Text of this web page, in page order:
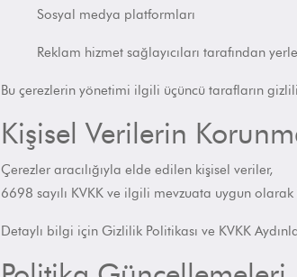
Sosyal medya platformları
Reklam hizmet sağlayıcıları tarafından
Bu çerezlerin yönetimi ilgili üçüncü tarafların
Kişisel Verilerin
Çerezler aracılığıyla elde edilen kişisel veriler,
6698 sayılı KVKKve ilgili mevzuata uygun olarak
Detaylı bilgi için Gizlilik Politikası ve KVKK